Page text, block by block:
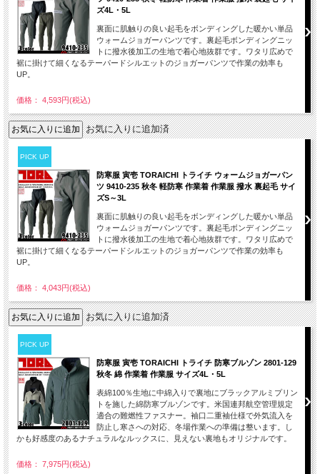
ズ4L・5L
裏面に肌触りの良い起毛をボンディングした暖かい単品
ウォームジョガーパンツです。裏起毛ボンディングニッ
トに撥水後加工の生地で着心地抜群です。ワタリ広めで
裾に掛けて細くなるテーパードシルエットのジョガーパンツで作業の効率も
UP。
価格： 4,593円(税込)
お気に入りに追加済
PICK UP
防寒服 寅壱 TORAICHI トライチ ウォームジョガーパン
ツ 9410-235 秋冬 軽防寒 作業着 作業服 撥水 裏起毛 サイ
ズS～3L
裏面に肌触りの良い起毛をボンディングした暖かい単品
ウォームジョガーパンツです。裏起毛ボンディングニッ
トに撥水後加工の生地で着心地抜群です。ワタリ広めで
裾に掛けて細くなるテーパードシルエットのジョガーパンツで作業の効率も
UP。
価格： 4,043円(税込)
お気に入りに追加済
PICK UP
防寒服 寅壱 TORAICHI トライチ 防寒ブルゾン 2801-129
秋冬 綿 作業着 作業服 サイズ4L・5L
表綿100％生地に中綿入りで裏地にブラックアルミプリン
トを施した綿防寒ブルゾンです。米国連邦航空管理規定
適合の難燃性ファスナー。袖口二重袖仕様で外気流入を
防止し寒さへの対応、冬場作業への準備は整います。し
かも好感度のあるナチュラルなルックスに、見えない裏地もオリジナルです。
価格： 7,975円(税込)